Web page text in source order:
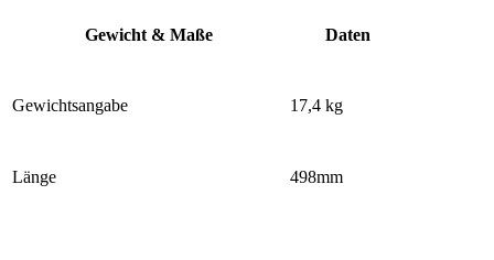
Gewicht & Maße Daten
Gewichtsangabe 17,4 kg
Länge 498mm